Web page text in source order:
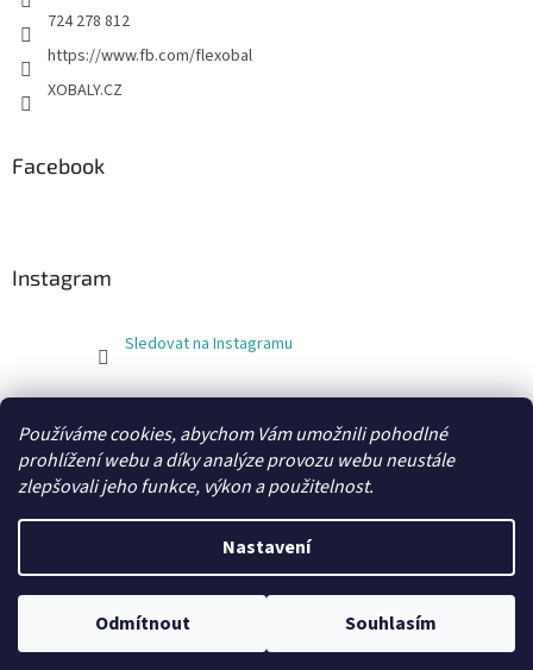
Používáme cookies, abychom Vám umožnili pohodlné
prohlížení webu a díky analýze provozu webu neustále
zlepšovali jeho funkce, výkon a použitelnost.
Nastavení
Odmítnout Souhlasím
724 278 812
https://www.fb.com/flexobal
XOBALY.CZ
Facebook
Instagram
Sledovat na Instagramu
Copyright 2026xobaly.cz. Všechna práva vyhrazena.
Grafický návrh a kódování vytvořilBEOM.cz.